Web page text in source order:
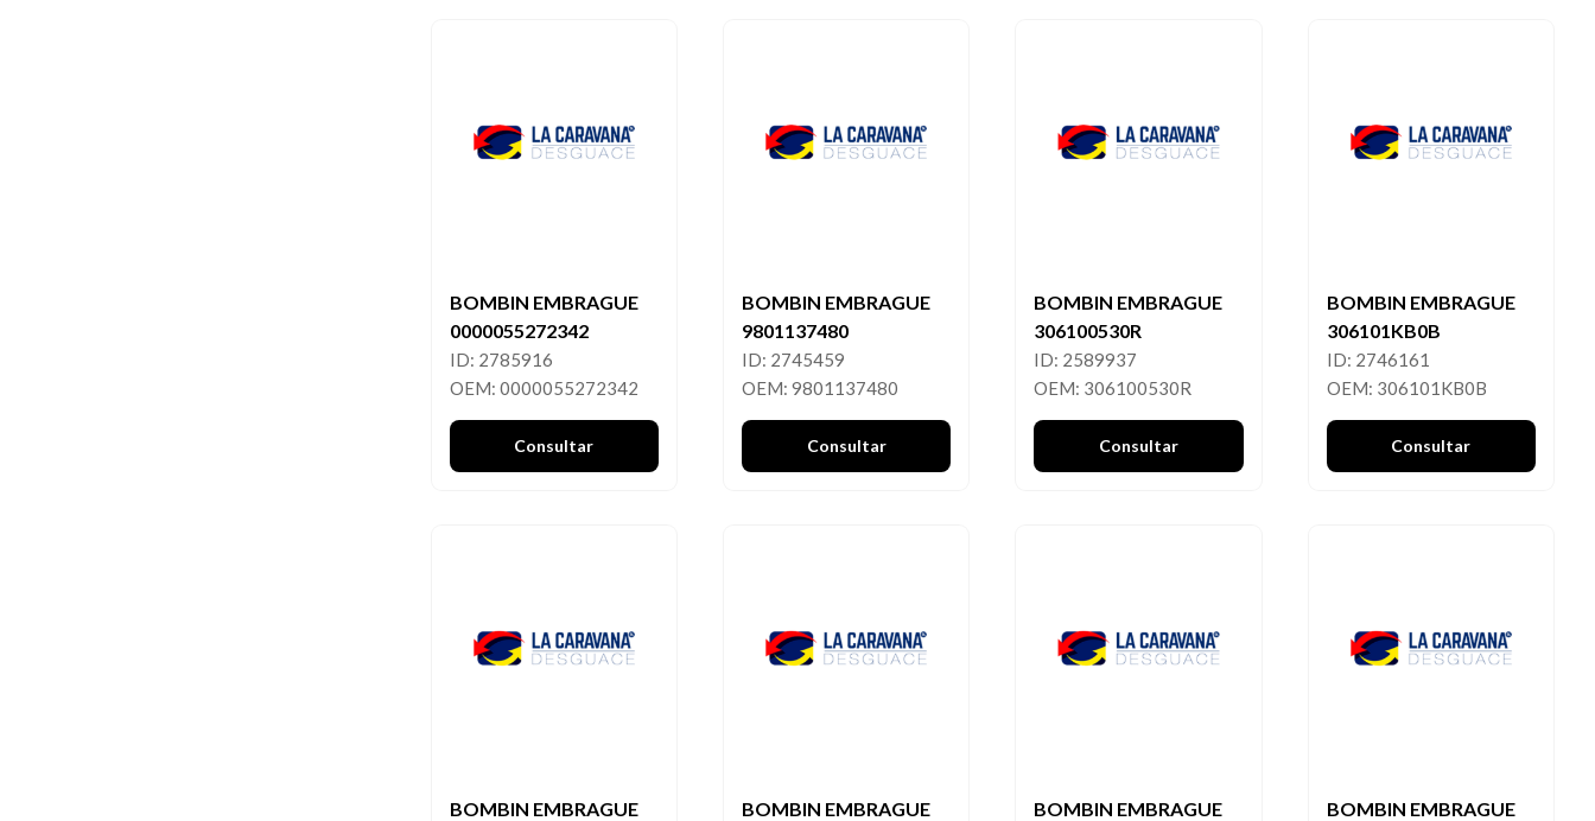
BOMBIN EMBRAGUE
0000055272342
ID: 2785916
OEM: 0000055272342
Consultar
BOMBIN EMBRAGUE
9801137480
ID: 2745459
OEM: 9801137480
Consultar
BOMBIN EMBRAGUE
306100530R
ID: 2589937
OEM: 306100530R
Consultar
BOMBIN EMBRAGUE
306101KB0B
ID: 2746161
OEM: 306101KB0B
Consultar
BOMBIN EMBRAGUE BOMBIN EMBRAGUE BOMBIN EMBRAGUE BOMBIN EMBRAGUE